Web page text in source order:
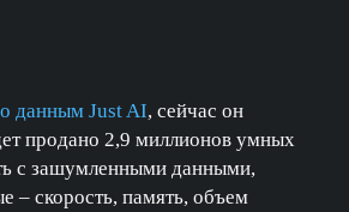
данным Just AI, сейчас он
продано 2,9 миллионов умных
с зашумленными данными,
– скорость, память, объем